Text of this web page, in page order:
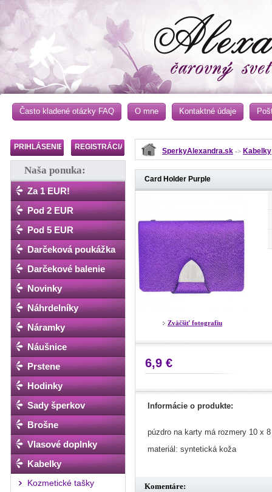
Často kladené otázky FAQ O mne Kontaktné údaje
PRIHLÁSENIE REGISTRÁCIA
Naša ponuka:
Za 1 EUR!
Pod 2 EUR
Pod 5 EUR
Darčeková poukážka
Darčekové balenie
Novinky
Náhrdelníky
Náramky
Náušnice
Prstene
Hodinky
Sady šperkov
Brošne
Vlasové doplnky
Kabelky
Kozmetické tašky
SperkyAlexandra.sk -> Kabelky
Card Holder Purple
Zväčšiť fotografiu
6,9 €
Informácie o produkte:
púzdro na karty má rozmery 10 x
materiál: syntetická koža
Komentáre: